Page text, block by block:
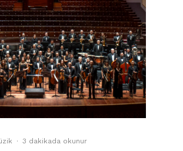
· 3 dakikada okunur